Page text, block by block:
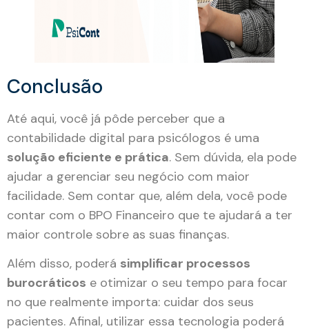
Conclusão
Até aqui, você já pôde perceber que a
contabilidade digital para psicólogos é uma
solução eficiente e prática. Sem dúvida, ela pode
ajudar a gerenciar seu negócio com maior
facilidade. Sem contar que, além dela, você pode
contar com o BPO Financeiro que te ajudará a ter
maior controle sobre as suas finanças.
Além disso, poderá simplificar processos
burocráticos e otimizar o seu tempo para focar
no que realmente importa: cuidar dos seus
pacientes. Afinal, utilizar essa tecnologia poderá